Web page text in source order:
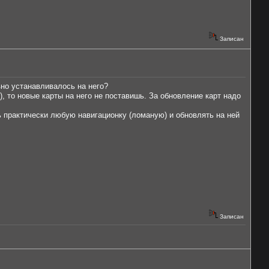
Записан
устанавливалось на него?
новые карты на него не поставишь. За обновление карт надо
любую навигационку (ломаную) и обновлять на ней
Записан